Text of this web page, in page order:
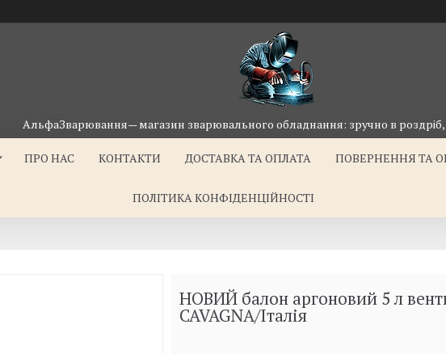
АльфаЗварювання— магазин зварювального обладнання: зручно в роздріб,
ПРО НАС КОНТАКТИ ДОСТАВКА ТА ОПЛАТА ПОВЕРНЕННЯ ТА
ПОЛІТИКА КОНФІДЕНЦІЙНОСТІ
НОВИЙ балон аргоновий 5 л
CAVAGNA/Італія